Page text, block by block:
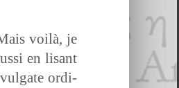
voilà, je
en lisant
vul­gate ordi­